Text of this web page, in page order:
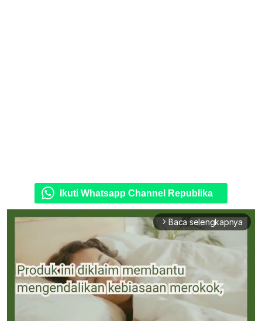
Ikuti Whatsapp Channel Republika
arrow_forward_ios Baca selengkapnya